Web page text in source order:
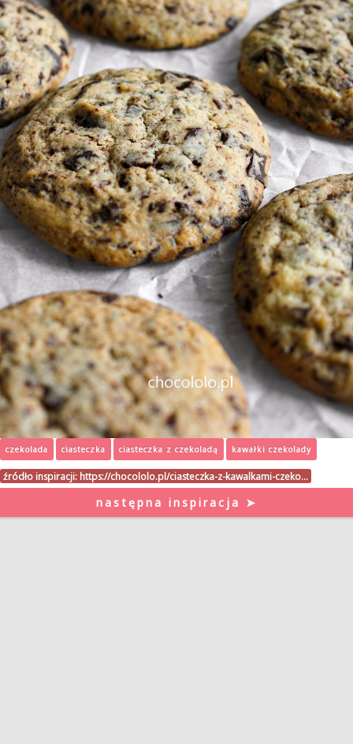
czekolada ciasteczka ciasteczka z czekoladą kawałki czekolady
źródło inspiracji: https://chocololo.pl/ciasteczka-z-kawalkami-czeko…
następna inspiracja ➤